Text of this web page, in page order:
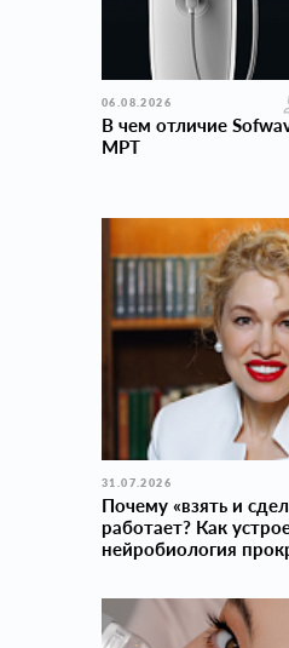
06.08.2026
В чем отличие
MPT
31.07.2026
Почему «взять и
работает? Как
нейробиология